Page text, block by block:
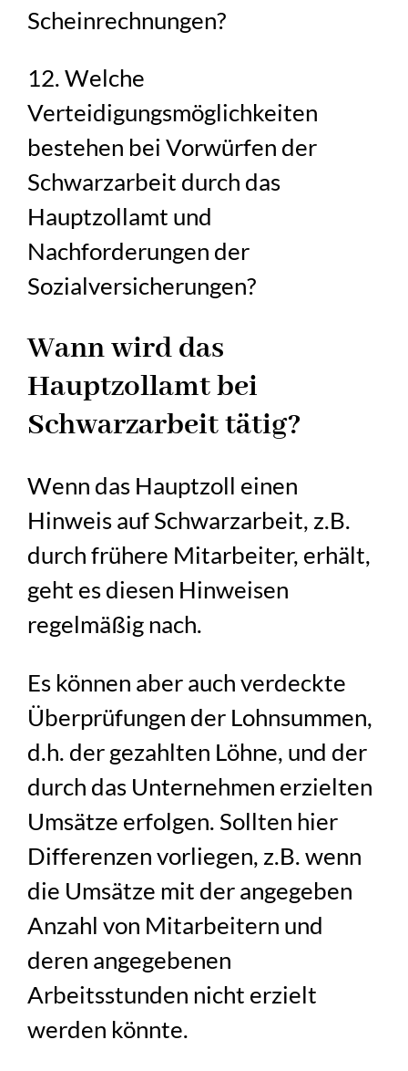
Scheinrechnungen?
12. Welche
Verteidigungsmöglichkeiten
bestehen bei Vorwürfen der
Schwarzarbeit durch das
Hauptzollamt und
Nachforderungen der
Sozialversicherungen?
Wann wird das
Hauptzollamt bei
Schwarzarbeit tätig?
Wenn das Hauptzoll einen
Hinweis auf Schwarzarbeit, z.B.
durch frühere Mitarbeiter, erhält,
geht es diesen Hinweisen
regelmäßig nach.
Es können aber auch verdeckte
Überprüfungen der Lohnsummen,
d.h. der gezahlten Löhne, und der
durch das Unternehmen erzielten
Umsätze erfolgen. Sollten hier
Differenzen vorliegen, z.B. wenn
die Umsätze mit der angegeben
Anzahl von Mitarbeitern und
deren angegebenen
Arbeitsstunden nicht erzielt
werden könnte.